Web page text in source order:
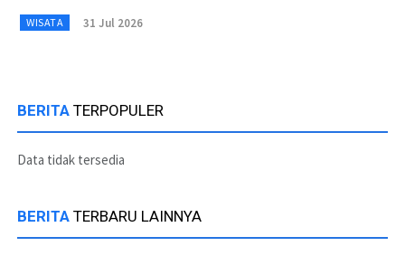
WISATA 31 Jul 2026
BERITA TERPOPULER
Data tidak tersedia
BERITA TERBARU LAINNYA